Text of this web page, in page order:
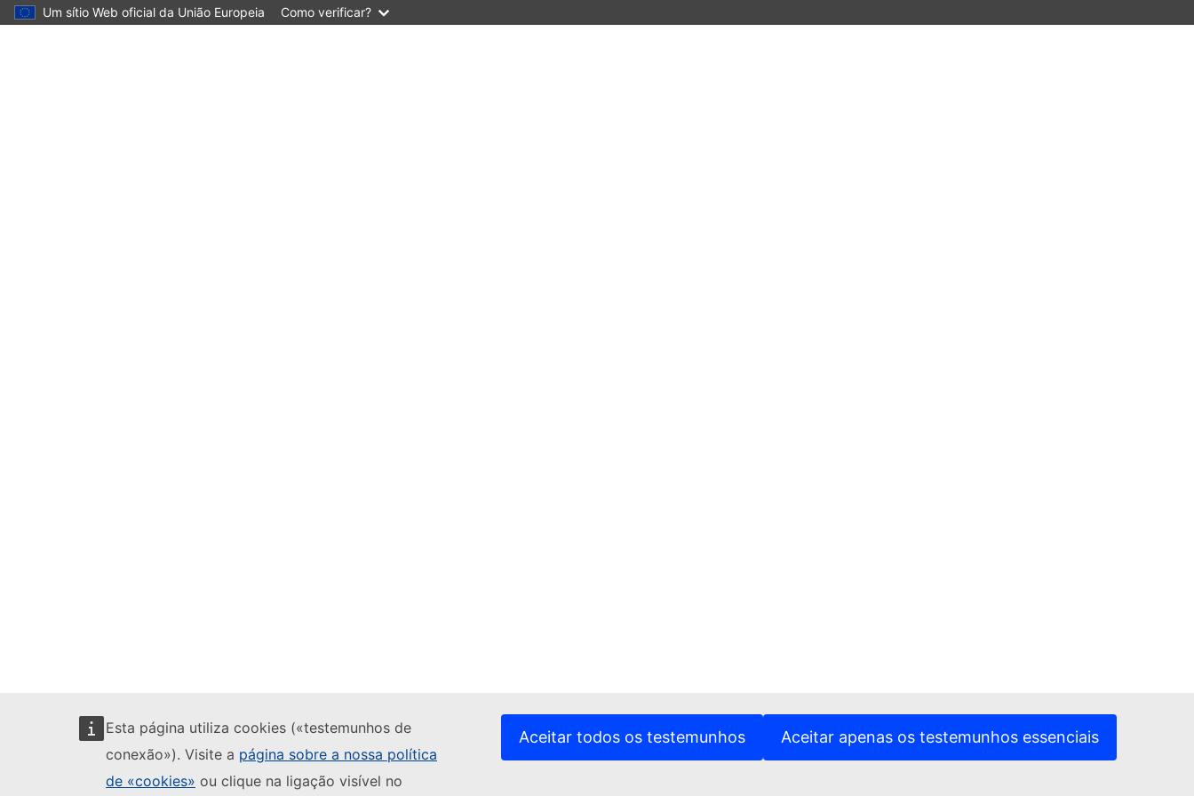
Um sítio Web oficial da União Europeia Como verificar?
Esta página utiliza cookies («testemunhos de
conexão»). Visite a página sobre a nossa política
de «cookies» ou clique na ligação visível no
Aceitar todos os testemunhos Aceitar apenas os testemunhos essenciais